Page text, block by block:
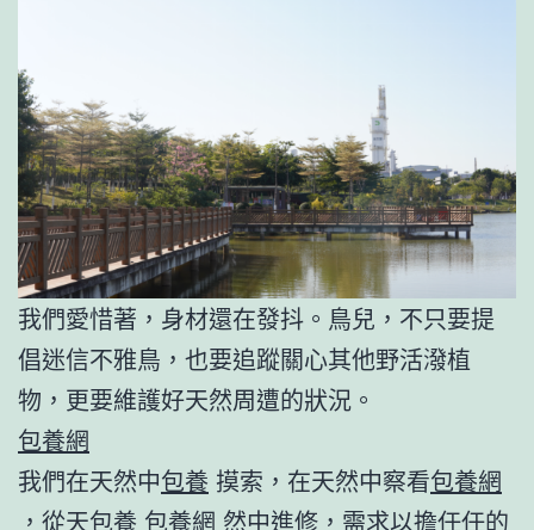
我們愛惜著，身材還在發抖。鳥兒，不只要提
倡迷信不雅鳥，也要追蹤關心其他野活潑植
物，更要維護好天然周遭的狀況。
包養網
我們在天然中包養 摸索，在天然中察看包養網
，從天包養 包養網 然中進修，需求以擔任任的